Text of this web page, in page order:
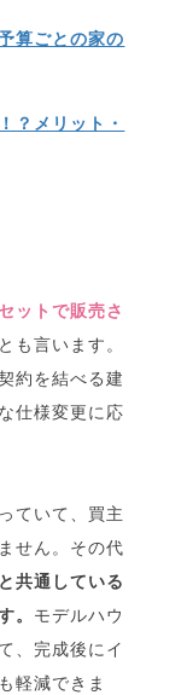
算ごとの家の
？メリット・
ットで販売さ
も言います。
約を結べる建
仕様変更に応
ていて、買主
せん。その代
共通している
。 モデルハウ
、完成後にイ
軽減できま